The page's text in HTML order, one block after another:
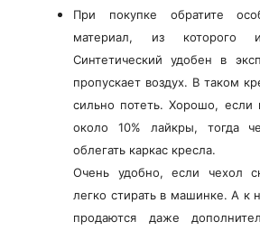
При покупке обратите
материал, из которого
Синтетический удобен в
пропускает воздух. В таком
сильно потеть. Хорошо, если
около 10% лайкры, тогда
облегать каркас кресла.
Очень удобно, если чехол
легко стирать в машинке. А к
продаются даже